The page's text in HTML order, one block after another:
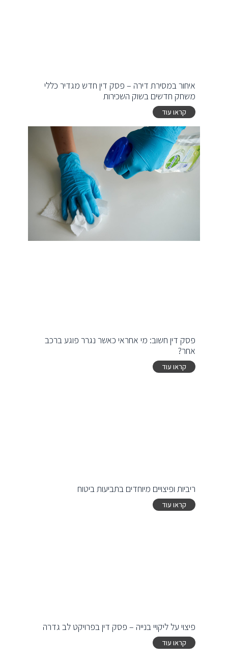
איחור במסירת דירה – פסק דין חדש מגדיר כללי
משחק חדשים בשוק השכירות
קראו עוד
פסק דין חשוב: מי אחראי כאשר נגרר פוגע ברכב
אחר?
קראו עוד
ריביות ופיצויים מיוחדים בתביעות ביטוח
קראו עוד
פיצוי על ליקויי בנייה – פסק דין בפרויקט לב גדרה
קראו עוד